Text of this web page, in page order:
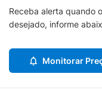
Receba alerta quando
desejado, informe
Monitorar